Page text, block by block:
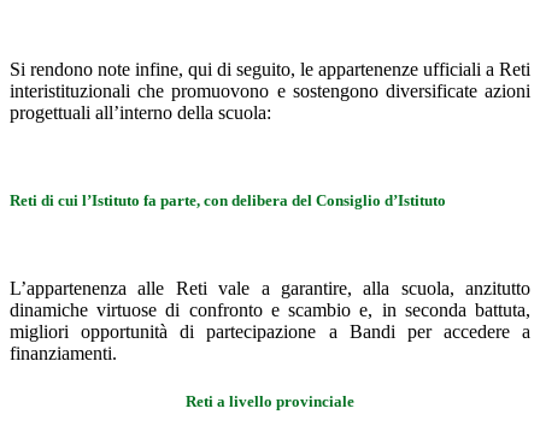
Si rendono note infine, qui di seguito, le appartenenze ufficiali a Reti
interistituzionali che promuovono e sostengono diversificate azioni
progettuali all’interno della scuola:
Reti di cui l’Istituto fa parte, con delibera del Consiglio d’Istituto
L’appartenenza alle Reti vale a garantire, alla scuola, anzitutto
dinamiche virtuose di confronto e scambio e, in seconda battuta,
migliori opportunità di partecipazione a Bandi per accedere a
finanziamenti.
Reti a livello provinciale